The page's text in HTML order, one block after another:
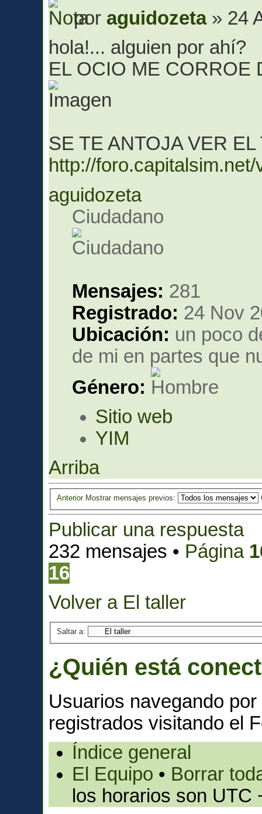
por aguidozeta» 24
hola!... alguien por ahí?
EL OCIO ME CORROE
SE TE ANTOJA VER
http://
aguidozeta
Ciudadano
Mensajes: 281
Registrado: 24 Nov
Ubicación: un poco
de mi en partes que
Género:
Sitio web
YIM
Arriba
Anterior Mostrar mensajes previos:
Publicar una respuesta
232 mensajes • Página
16
Volver a El taller
Saltar a:
¿Quién está
Usuarios navegando
registrados visitando el
Índice general
El Equipo • Borrar
los horarios son UTC